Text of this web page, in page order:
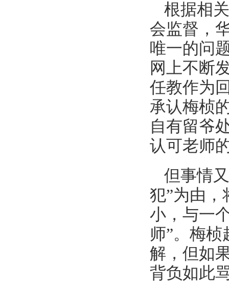
根据相
会监督，
唯一的问
网上不断
任教作为
承认梅桢
自有留爷
认可老师
但事情
犯”为由，
小，与一
师”。梅
解，但如
背负如此